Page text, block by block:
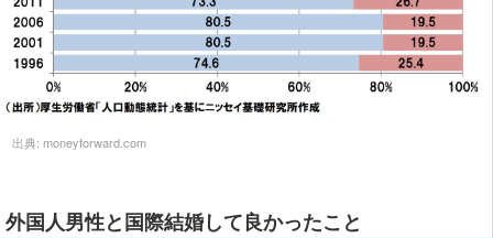
出典: moneyforward.com
外国人男性と国際結婚して良かったこと